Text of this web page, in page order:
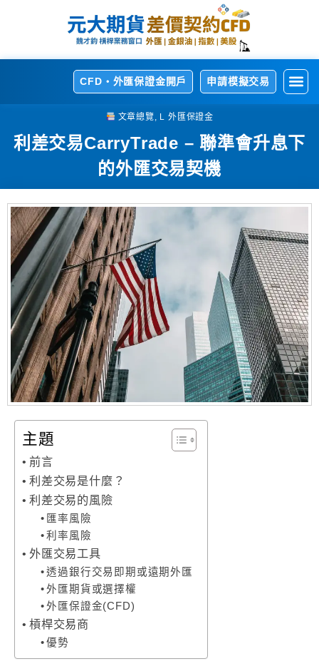
CFD・外匯保證金開戶 申請模擬交易
文章總覽, L 外匯保證金
利差交易CarryTrade – 聯準會升息下
的外匯交易契機
主題
前言
利差交易是什麼？
利差交易的風險
匯率風險
利率風險
外匯交易工具
透過銀行交易即期或遠期外匯
外匯期貨或選擇權
外匯保證金(CFD)
槓桿交易商
優勢